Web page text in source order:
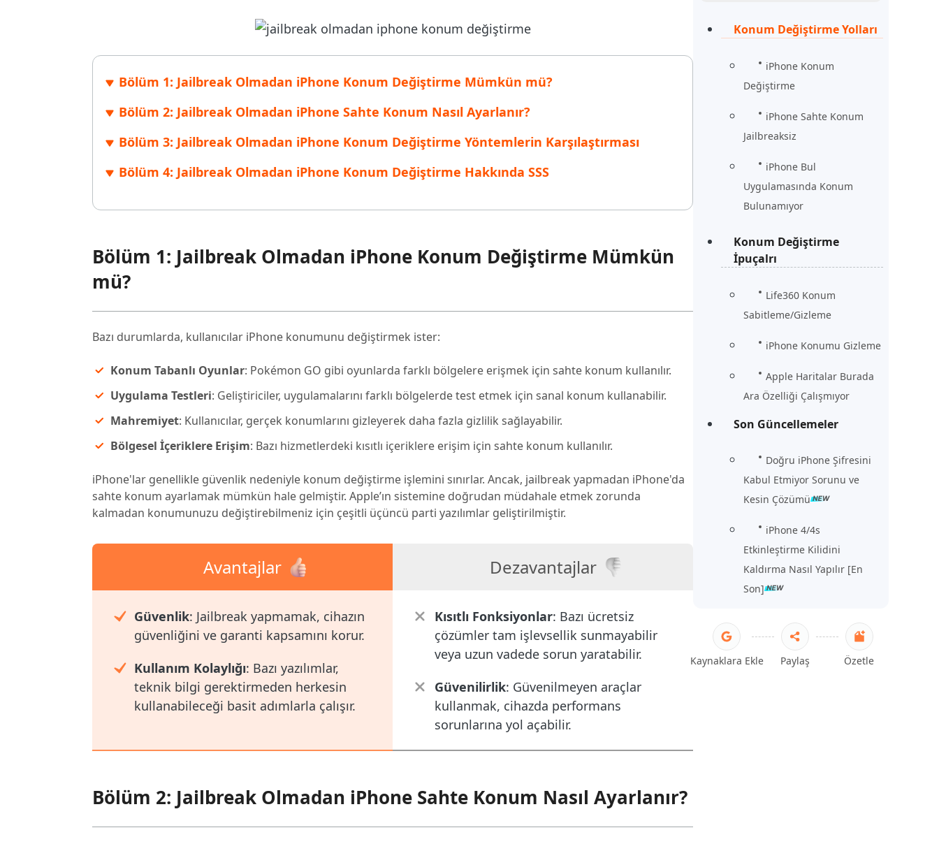
Cleanup Pro Uygulaması
Daha Fazla Faydalı İpuçları
Ücretsiz
Tenorshare AI Writer Tenorshare AI Bypass Konum Değiştirme Yolları
iPhone Konum
Değiştirme
iPhone Sahte Konum
Jailbreaksiz
iPhone Bul
Uygulamasında Konum
Bulunamıyor
Konum Değiştirme
İpuçalrı
Life360 Konum
Sabitleme/Gizleme
iPhone Konumu Gizleme
Apple Haritalar Burada
Ara Özelliği Çalışmıyor
Son Güncellemeler
Doğru iPhone Şifresini
Kabul Etmiyor Sorunu ve
Kesin Çözümü
iPhone 4/4s
Etkinleştirme Kilidini
Kaldırma Nasıl Yapılır [En
Son]
Kaynaklara Ekle Paylaş Özetle
Bölüm 1: Jailbreak Olmadan iPhone Konum Değiştirme Mümkün mü?
Bölüm 2: Jailbreak Olmadan iPhone Sahte Konum Nasıl Ayarlanır?
Bölüm 3: Jailbreak Olmadan iPhone Konum Değiştirme Yöntemlerin Karşılaştırması
Bölüm 4: Jailbreak Olmadan iPhone Konum Değiştirme Hakkında SSS
Bölüm 1: Jailbreak Olmadan iPhone Konum Değiştirme Mümkün
mü?
Bazı durumlarda, kullanıcılar iPhone konumunu değiştirmek ister:
Konum Tabanlı Oyunlar: Pokémon GO gibi oyunlarda farklı bölgelere erişmek için sahte konum kullanılır.
Uygulama Testleri: Geliştiriciler, uygulamalarını farklı bölgelerde test etmek için sanal konum kullanabilir.
Mahremiyet: Kullanıcılar, gerçek konumlarını gizleyerek daha fazla gizlilik sağlayabilir.
Bölgesel İçeriklere Erişim: Bazı hizmetlerdeki kısıtlı içeriklere erişim için sahte konum kullanılır.
iPhone'lar genellikle güvenlik nedeniyle konum değiştirme işlemini sınırlar. Ancak, jailbreak yapmadan iPhone'da
sahte konum ayarlamak mümkün hale gelmiştir. Apple’ın sistemine doğrudan müdahale etmek zorunda
kalmadan konumunuzu değiştirebilmeniz için çeşitli üçüncü parti yazılımlar geliştirilmiştir.
Avantajlar
Güvenlik: Jailbreak yapmamak, cihazın
güvenliğini ve garanti kapsamını korur.
Kullanım Kolaylığı: Bazı yazılımlar,
teknik bilgi gerektirmeden herkesin
kullanabileceği basit adımlarla çalışır.
Dezavantajlar
Kısıtlı Fonksiyonlar: Bazı ücretsiz
çözümler tam işlevsellik sunmayabilir
veya uzun vadede sorun yaratabilir.
Güvenilirlik: Güvenilmeyen araçlar
kullanmak, cihazda performans
sorunlarına yol açabilir.
Bölüm 2: Jailbreak Olmadan iPhone Sahte Konum Nasıl Ayarlanır?